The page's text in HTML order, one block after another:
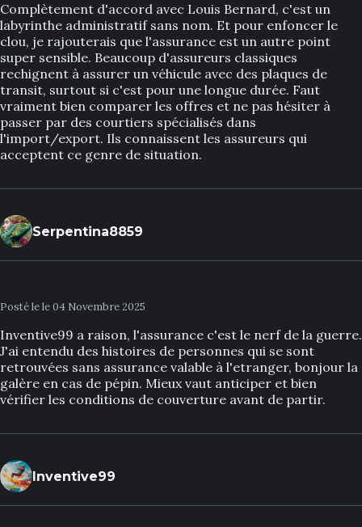
Complètement d'accord avec Louis Bernard, c'est un
labyrinthe administratif sans nom. Et pour enfoncer le
clou, je rajouterais que l'assurance est un autre point
super sensible. Beaucoup d'assureurs classiques
rechignent à assurer un véhicule avec des plaques de
transit, surtout si c'est pour une longue durée. Faut
vraiment bien comparer les offres et ne pas hésiter à
passer par des courtiers spécialisés dans
l'import/export. Ils connaissent les assureurs qui
acceptent ce genre de situation.
Serpentina8859
Posté le le 04 Novembre 2025
Inventive99 a raison, l'assurance c'est le nerf de la guerre.
J'ai entendu des histoires de personnes qui se sont
retrouvées sans assurance valable à l'etranger, bonjour la
galère en cas de pépin. Mieux vaut anticiper et bien
vérifier les conditions de couverture avant de partir.
Inventive99